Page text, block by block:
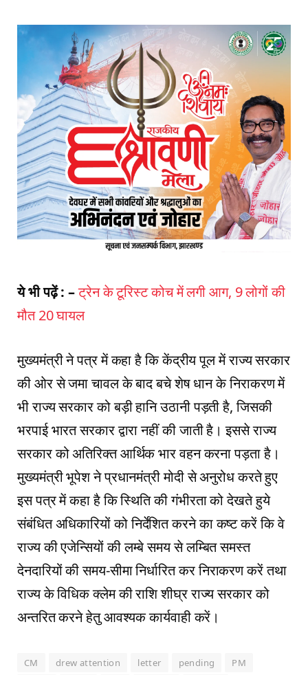
ये भी पढ़ें : –ट्रेन के टूरिस्ट कोच में लगी आग, 9 लोगों की
मौत 20 घायल
मुख्यमंत्री ने पत्र में कहा है कि केंद्रीय पूल में राज्य सरकार
की ओर से जमा चावल के बाद बचे शेष धान के निराकरण में
भी राज्य सरकार को बड़ी हानि उठानी पड़ती है, जिसकी
भरपाई भारत सरकार द्वारा नहीं की जाती है। इससे राज्य
सरकार को अतिरिक्त आर्थिक भार वहन करना पड़ता है।
मुख्यमंत्री भूपेश ने प्रधानमंत्री मोदी से अनुरोध करते हुए
इस पत्र में कहा है कि स्थिति की गंभीरता को देखते हुये
संबंधित अधिकारियों को निर्देशित करने का कष्ट करें कि वे
राज्य की एजेन्सियों की लम्बे समय से लम्बित समस्त
देनदारियों की समय-सीमा निर्धारित कर निराकरण करें तथा
राज्य के विधिक क्लेम की राशि शीघ्र राज्य सरकार को
अन्तरित करने हेतु आवश्यक कार्यवाही करें।
CM drew attention letter pending PM